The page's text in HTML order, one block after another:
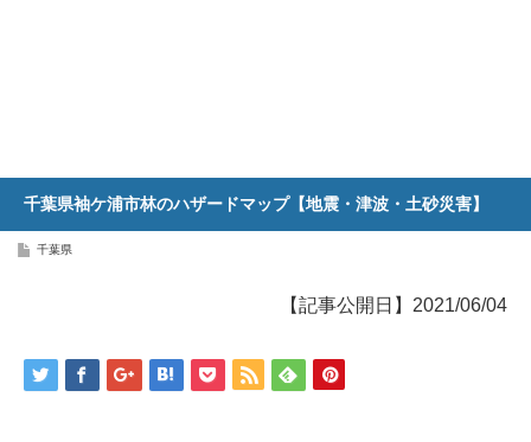
千葉県袖ケ浦市林のハザードマップ【地震・津波・土砂災害】
千葉県
【記事公開日】2021/06/04